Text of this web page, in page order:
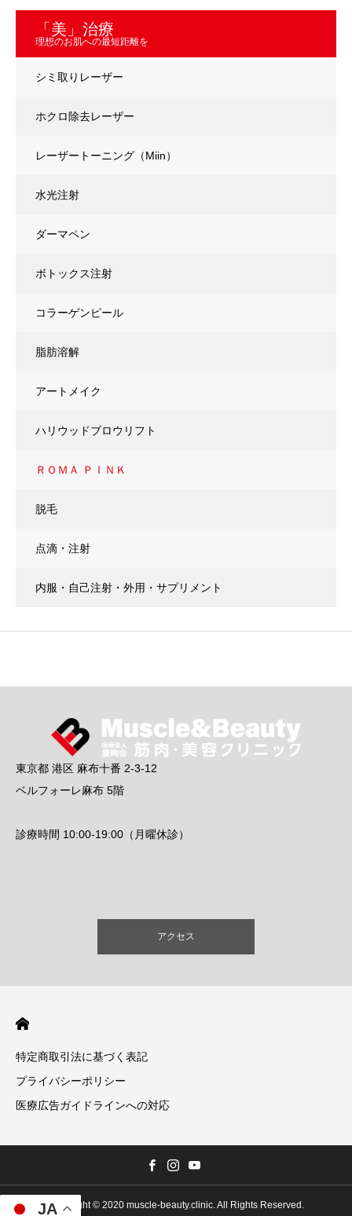
「美」治療
理想のお肌への最短距離を
シミ取りレーザー
ホクロ除去レーザー
レーザートーニング（Miin）
水光注射
ダーマペン
ボトックス注射
コラーゲンピール
脂肪溶解
アートメイク
ハリウッドブロウリフト
ＲＯＭＡ ＰＩＮＫ
脱毛
点滴・注射
内服・自己注射・外用・サプリメント
東京都 港区 麻布十番 2-3-12
ベルフォーレ麻布 5階
診療時間 10:00-19:00（月曜休診）
アクセス
特定商取引法に基づく表記
プライバシーポリシー
医療広告ガイドラインへの対応
Copyright © 2020 muscle-beauty.clinic. All Rights Reserved.
JA